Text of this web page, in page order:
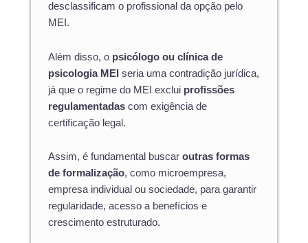
desclassificam o profissional da opção pelo
MEI.
Além disso, o psicólogo ou clínica de
psicologia MEI seria uma contradição jurídica,
já que o regime do MEI exclui profissões
regulamentadas com exigência de
certificação legal.
Assim, é fundamental buscar outras formas
de formalização, como microempresa,
empresa individual ou sociedade, para garantir
regularidade, acesso a benefícios e
crescimento estruturado.